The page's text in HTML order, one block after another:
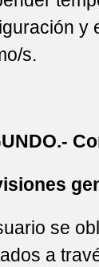
y
s.
se
a